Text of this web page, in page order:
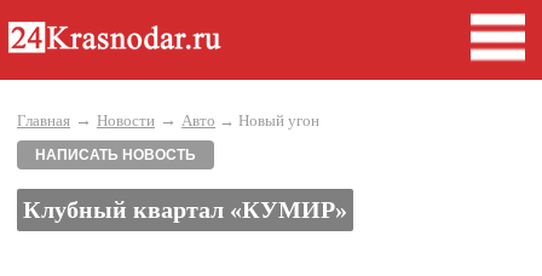
Главная → Новости → Авто → Новый угон
НАПИСАТЬ НОВОСТЬ
Клубный квартал «КУМИР»